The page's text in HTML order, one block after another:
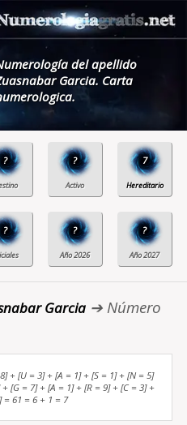
del apellido
Garcia. Carta
? ? 7
? ? ?
Garcia➔ Número
+ [U = 3] + [A = 1] + [S = 1] + [N = 5]
[G = 7] + [A = 1] + [R = 9] + [C = 3] +
= 61 = 6 + 1 = 7